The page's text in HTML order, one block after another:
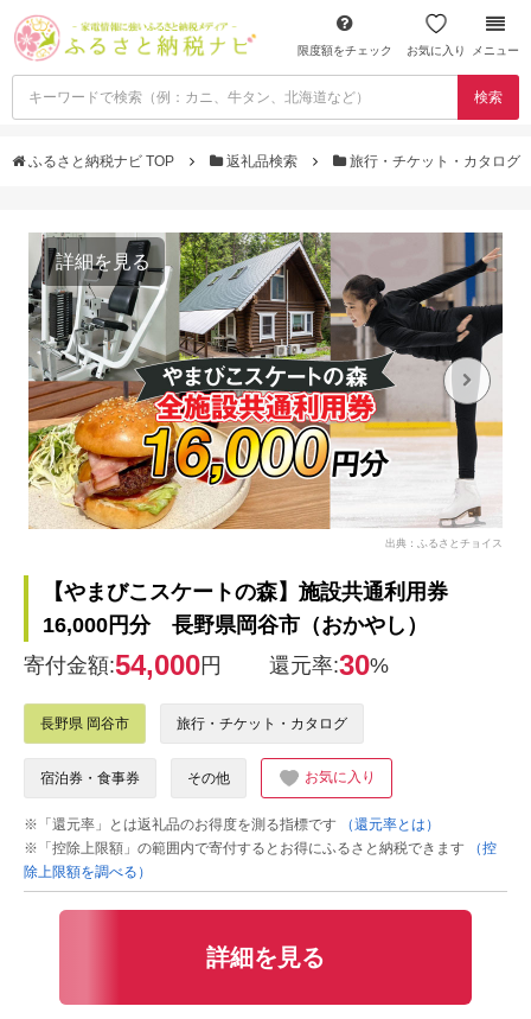
限度額をチェック お気に入り メニュー
検索
ふるさと納税ナビ TOP 返礼品検索 旅行・チケット・カタログ
詳細を見る
出典：ふるさとチョイス
【やまびこスケートの森】施設共通利用券
16,000円分 長野県岡谷市（おかやし）
寄付金額:54,000円 還元率:30%
長野県 岡谷市 旅行・チケット・カタログ
宿泊券・食事券 その他 お気に入り
※「還元率」とは返礼品のお得度を測る指標です
（還元率とは）
※「控除上限額」の範囲内で寄付するとお得にふるさと納税できます
（控
除上限額を調べる）
詳細を見る